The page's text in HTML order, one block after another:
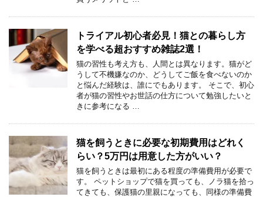
トライアル初心者必見！猫との暮らし方
を学べる超おすすめ雑誌2選！
猫の習性も考え方も、人間とは異なります。猫がど
うして不機嫌なのか、どうしてご飯を食べないのか
と悩んだ経験は、誰にでもあります。 そこで、初心
者が猫の習性やお世話の仕方について勉強したいと
きに参考になる …
猫を飼うときに必要な初期費用はどれく
らい？5万円は用意した方がいい？
猫を飼うときは最初にある程度の準備費用が必要で
す。 ペットショップで猫を買っても、ノラ猫を拾っ
てきても、保護猫の里親になっても、同様の準備費